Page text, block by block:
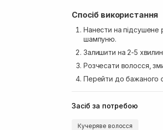
Спосіб використання
Нанести на підсушене
шампуню.
Залишити на 2-5
Розчесати волосся,
Перейти до бажаного
Засіб за потребою
Кучеряве волосся